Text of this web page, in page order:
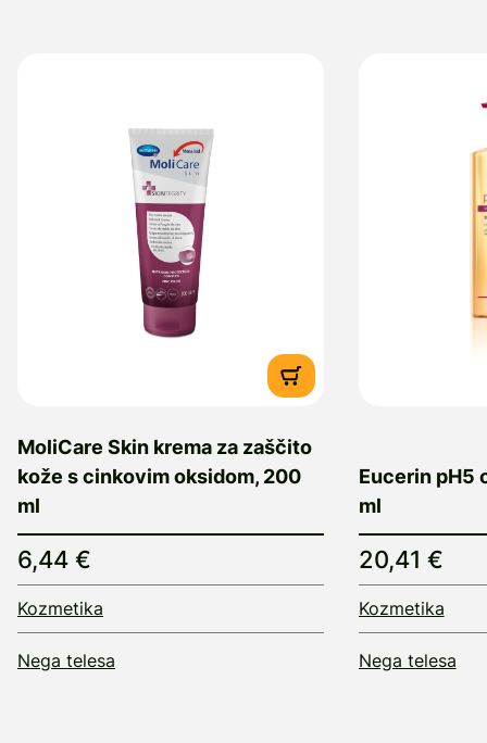
MoliCare Skin krema za zaščito
kože s cinkovim oksidom, 200
ml
6,44 €
Kozmetika
Nega telesa
Eucerin pH5
ml
20,41 €
Kozmetika
Nega telesa